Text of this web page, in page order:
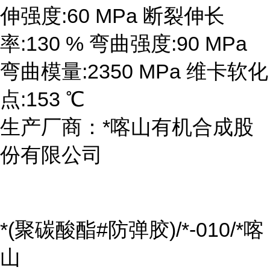
伸强度:60 MPa 断裂伸长
率:130 % 弯曲强度:90 MPa
弯曲模量:2350 MPa 维卡软化
点:153 ℃
生产厂商：*喀山有机合成股
份有限公司
*(聚碳酸酯#防弹胶)/*-010/*喀
山